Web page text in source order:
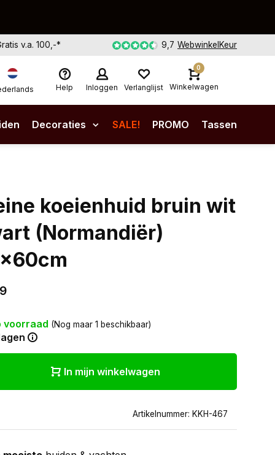
v.a. 100,-* 9,7 WebwinkelKeur
Help Inloggen Verlanglijst
0
Winkelwagen
Decoraties SALE! PROMO Tassen
koeienhuid bruin wit
(Normandiër)
voorraad (Nog maar 1 beschikbaar)
In mijn winkelwagen
Artikelnummer: KKH-467